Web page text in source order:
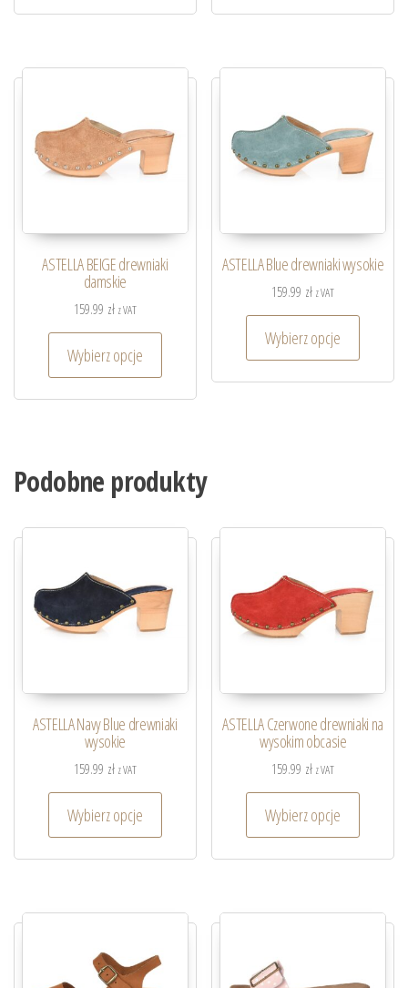
ASTELLA BEIGE drewniaki
damskie
159.99 zł z VAT
Wybierz opcje
ASTELLA Blue drewniaki wysokie
159.99 zł z VAT
Wybierz opcje
Podobne produkty
ASTELLA Navy Blue drewniaki
wysokie
159.99 zł z VAT
Wybierz opcje
ASTELLA Czerwone drewniaki na
wysokim obcasie
159.99 zł z VAT
Wybierz opcje